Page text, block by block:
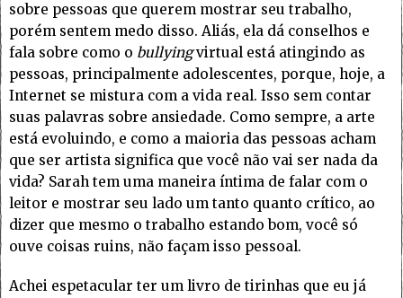
sobre pessoas que querem mostrar seu trabalho,
porém sentem medo disso. Aliás, ela dá conselhos e
fala sobre como o bullyingvirtual está atingindo as
pessoas, principalmente adolescentes, porque, hoje, a
Internet se mistura com a vida real. Isso sem contar
suas palavras sobre ansiedade. Como sempre, a arte
está evoluindo, e como a maioria das pessoas acham
que ser artista significa que você não vai ser nada da
vida? Sarah tem uma maneira íntima de falar com o
leitor e mostrar seu lado um tanto quanto crítico, ao
dizer que mesmo o trabalho estando bom, você só
ouve coisas ruins, não façam isso pessoal.
Achei espetacular ter um livro de tirinhas que eu já